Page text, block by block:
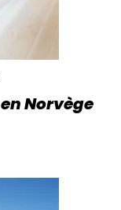
en Norvège